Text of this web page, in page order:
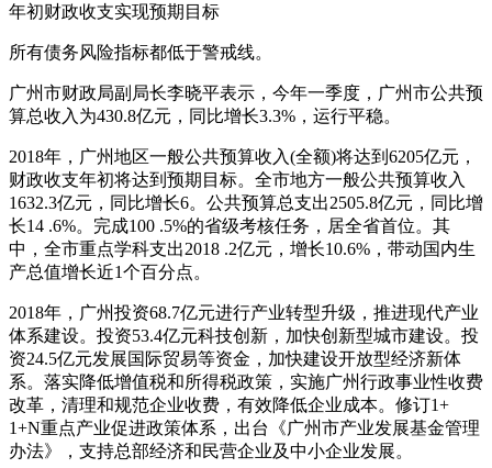
年初财政收支实现预期目标
所有债务风险指标都低于警戒线。
广州市财政局副局长李晓平表示，今年一季度，广州市公共预
算总收入为430.8亿元，同比增长3.3%，运行平稳。
2018年，广州地区一般公共预算收入(全额)将达到6205亿元，
财政收支年初将达到预期目标。全市地方一般公共预算收入
1632.3亿元，同比增长6。公共预算总支出2505.8亿元，同比增
长14 .6%。完成100 .5%的省级考核任务，居全省首位。其
中，全市重点学科支出2018 .2亿元，增长10.6%，带动国内生
产总值增长近1个百分点。
2018年，广州投资68.7亿元进行产业转型升级，推进现代产业
体系建设。投资53.4亿元科技创新，加快创新型城市建设。投
资24.5亿元发展国际贸易等资金，加快建设开放型经济新体
系。落实降低增值税和所得税政策，实施广州行政事业性收费
改革，清理和规范企业收费，有效降低企业成本。修订1+
1+N重点产业促进政策体系，出台《广州市产业发展基金管理
办法》，支持总部经济和民营企业及中小企业发展。